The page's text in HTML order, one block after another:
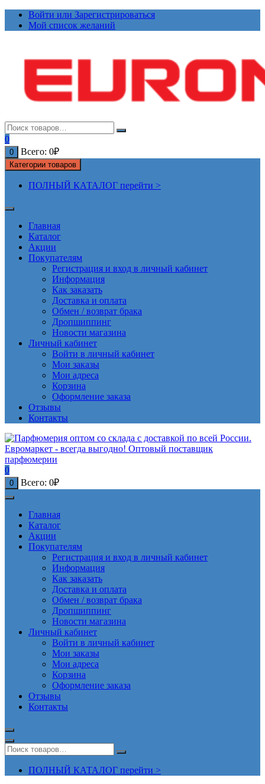
ПерейтиВойти или Зарегистрироваться
Мой список желаний
0
0 Всего: 0₽
Категории товаров
ПОЛНЫЙ КАТАЛОГ перейти >
Главная
Каталог
Акции
Покупателям
Регистрация и вход в личный кабинет
Информация
Как заказать
Доставка и оплата
Обмен / возврат брака
Дропшиппинг
Новости магазина
Личный кабинет
Войти в личный кабинет
Мои заказы
Мои адреса
Корзина
Оформление заказа
Отзывы
Контакты
0
0 Всего: 0₽
Главная
Каталог
Акции
Покупателям
Регистрация и вход в личный кабинет
Информация
Как заказать
Доставка и оплата
Обмен / возврат брака
Дропшиппинг
Новости магазина
Личный кабинет
Войти в личный кабинет
Мои заказы
Мои адреса
Корзина
Оформление заказа
Отзывы
Контакты
ПОЛНЫЙ КАТАЛОГ перейти >